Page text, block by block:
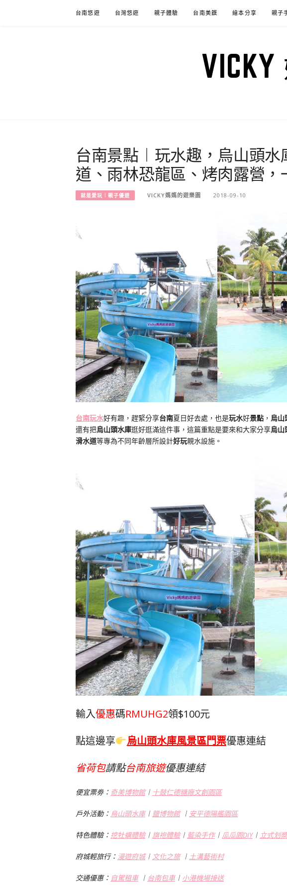
台南悠遊 台灣悠遊 親子體驗 台南美饌 繪本分享 親子
台南景點︱玩水趣，烏山頭
道、雨林恐龍區、烤肉露營，
就是愛玩︱親子優遊 VICKY媽媽的遊樂園 2018-09-10
台南玩水好有趣，趕緊分享台南夏日好去處，也是玩水好景點 ， 烏山
還有把烏山頭水庫逛好逛滿這件事，這篇重點是要來和大家分享烏山
滑水道等專為不同年齡層所設計好玩親水設施。
輸入優惠碼RMUHG2領$100元
點這邊享
烏山頭水庫風景區門票優惠連結
省荷包請點台南旅遊優惠連結
便宜票劵： 奇美博物館︱ 十鼓仁德糖廠文創園區
戶外活動： 烏山頭水庫︱ 鹽博物館︱ 安平德陽艦園區
特色體驗： 挖牡蠣體驗︱ 旗袍體驗︱ 藍染手作︱ 瓜瓜園DIY︱ 立式划
府城輕旅行： 漫遊府城︱ 文化之旅︱ 土溝藝術村
交通優惠： 自駕租車︱ 台南包車︱ 小港機場接送